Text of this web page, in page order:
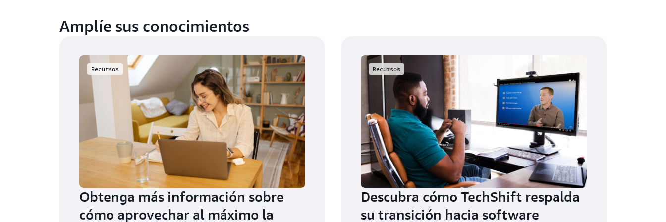
Amplíe sus conocimientos
Recursos
Obtenga más información sobre
cómo aprovechar al máximo la
Recursos
Descubra cómo TechShift respalda
su transición hacia software